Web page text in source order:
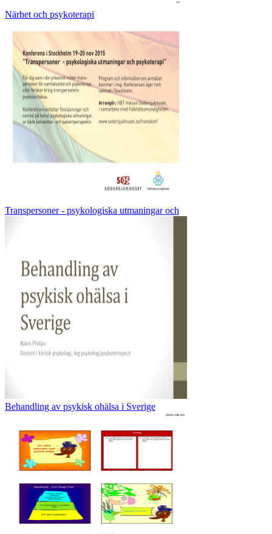
Närhet och psykoterapi
Transpersoner - psykologiska utmaningar och
Behandling av psykisk ohälsa i Sverige